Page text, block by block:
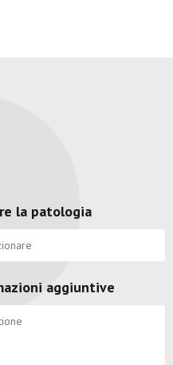
la patologia
aggiuntive